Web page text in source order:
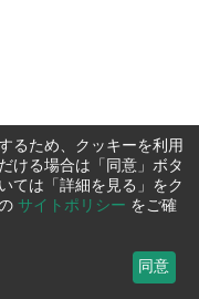
るため、クッキーを利用
ける場合は「同意」ボタ
ては「詳細を見る」をク
サイトポリシー をご確
同意